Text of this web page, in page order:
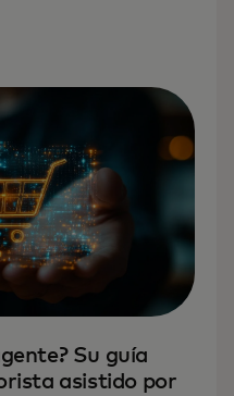
Su guía
asistido por